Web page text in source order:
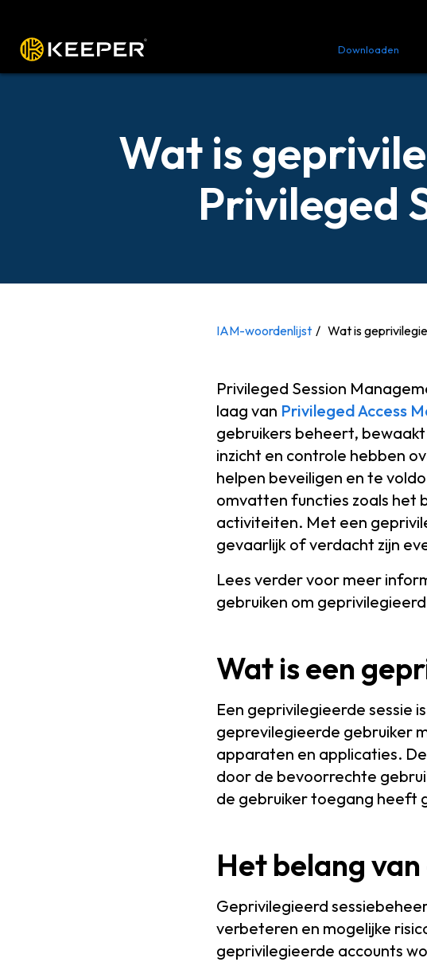
Downloaden
Wat is
Privileged
IAM-woordenlijst Wat is
Privileged Session
laag van Privileged Access
gebruikers beheert,
inzicht en controle hebben
helpen beveiligen en te
omvatten functies zoals het
activiteiten. Met een
gevaarlijk of verdacht zijn
Lees verder voor meer
gebruiken om
Wat is een
Een geprivilegieerde sessie
geprevilegieerde gebruiker
apparaten en applicaties.
door de bevoorrechte
de gebruiker toegang heeft
Het belang
Geprivilegieerd
verbeteren en mogelijke
geprivilegieerde accounts